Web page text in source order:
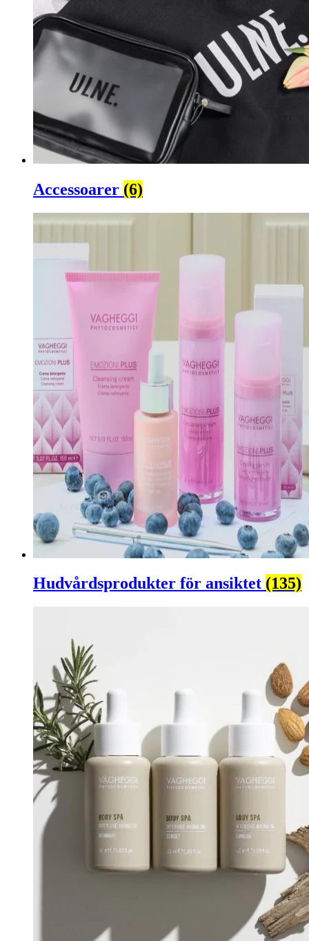
Accessoarer (6)
Hudvårdsprodukter för ansiktet (135)